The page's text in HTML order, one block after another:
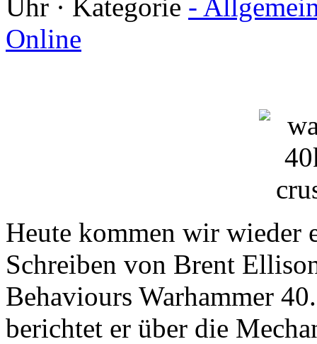
Uhr · Kategorie -
Online
Heute kommen wir wieder
Schreiben von Brent
Behaviours Warhammer
berichtet er über die